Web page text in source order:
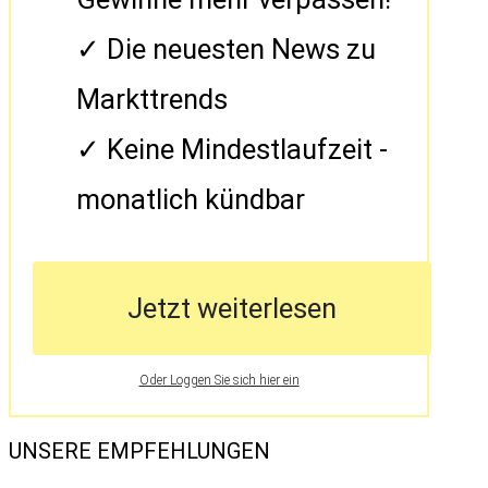
Die neuesten News zu
Markttrends
Keine Mindestlaufzeit -
monatlich kündbar
Jetzt weiterlesen
Oder Loggen Sie sich hier ein
UNSERE EMPFEHLUNGEN